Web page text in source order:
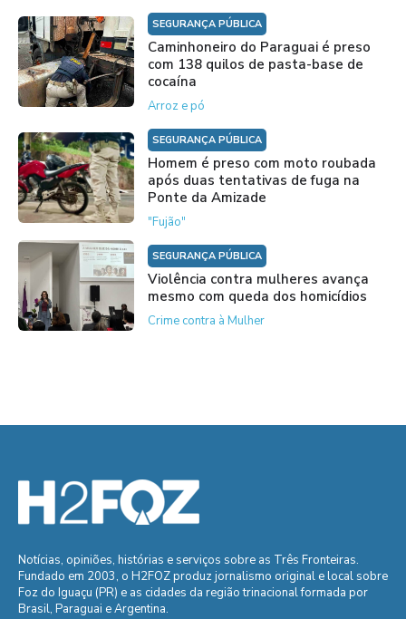
SEGURANÇA PÚBLICA
Caminhoneiro do Paraguai é preso
com 138 quilos de pasta-base de
cocaína
Arroz e pó
SEGURANÇA PÚBLICA
Homem é preso com moto roubada
após duas tentativas de fuga na
Ponte da Amizade
"Fujão"
SEGURANÇA PÚBLICA
Violência contra mulheres avança
mesmo com queda dos homicídios
Crime contra à Mulher
Notícias, opiniões, histórias e serviços sobre as Três Fronteiras.
Fundado em 2003, o H2FOZ produz jornalismo original e local sobre
Foz do Iguaçu (PR) e as cidades da região trinacional formada por
Brasil, Paraguai e Argentina.